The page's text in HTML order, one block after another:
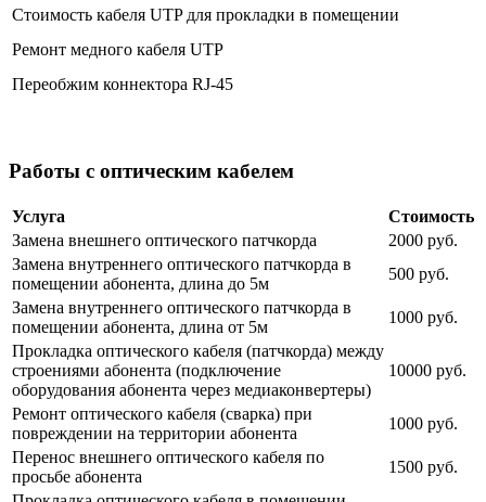
Стоимость кабеля UTP для прокладки в помещении
Ремонт медного кабеля UTP
Переобжим коннектора RJ-45
Работы с оптическим кабелем
Услуга
Стоимость
Замена внешнего оптического патчкорда
2000 руб.
Замена внутреннего оптического патчкорда в
помещении абонента, длина до 5м
500 руб.
Замена внутреннего оптического патчкорда в
помещении абонента, длина от 5м
1000 руб.
Прокладка оптического кабеля (патчкорда) между
строениями абонента (подключение
оборудования абонента через медиаконвертеры)
10000 руб.
Ремонт оптического кабеля (сварка) при
повреждении на территории абонента
1000 руб.
Перенос внешнего оптического кабеля по
просьбе абонента
1500 руб.